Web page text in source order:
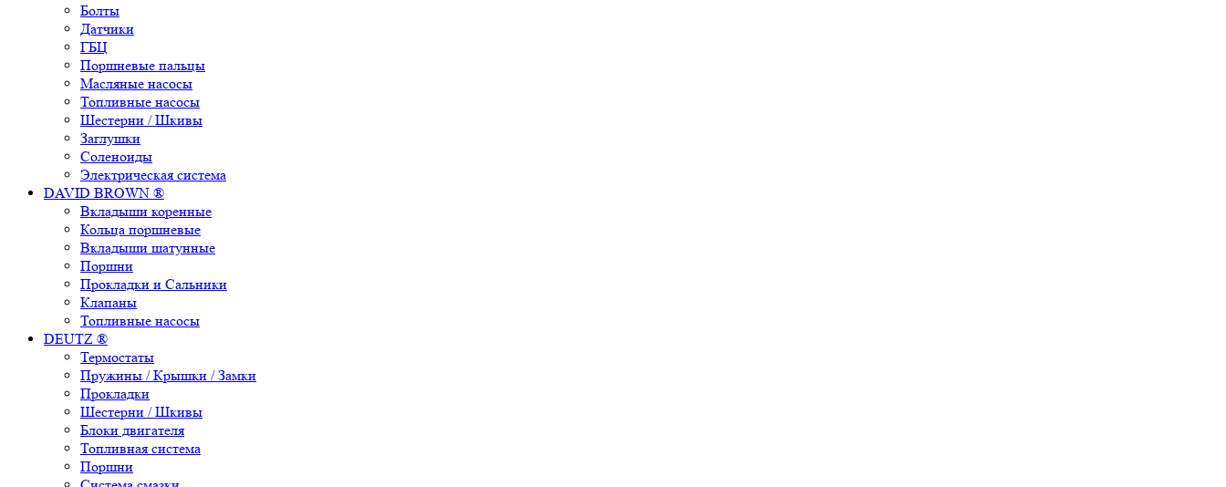
Болты
Датчики
ГБЦ
Поршневые пальцы
Масляные насосы
Топливные насосы
Шестерни / Шкивы
Заглушки
Соленоиды
Электрическая система
DAVID BROWN ®
Вкладыши коренные
Кольца поршневые
Вкладыши шатунные
Поршни
Прокладки и Сальники
Клапаны
Топливные насосы
DEUTZ ®
Термостаты
Пружины / Крышки / Замки
Прокладки
Шестерни / Шкивы
Блоки двигателя
Топливная система
Поршни